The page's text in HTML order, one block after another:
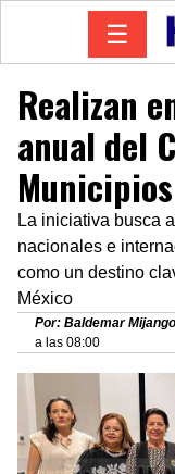
☰
Realizan
anual del
La iniciativa busca
nacionales e
como un destino
México
Por: Baldemar
a las 08:00